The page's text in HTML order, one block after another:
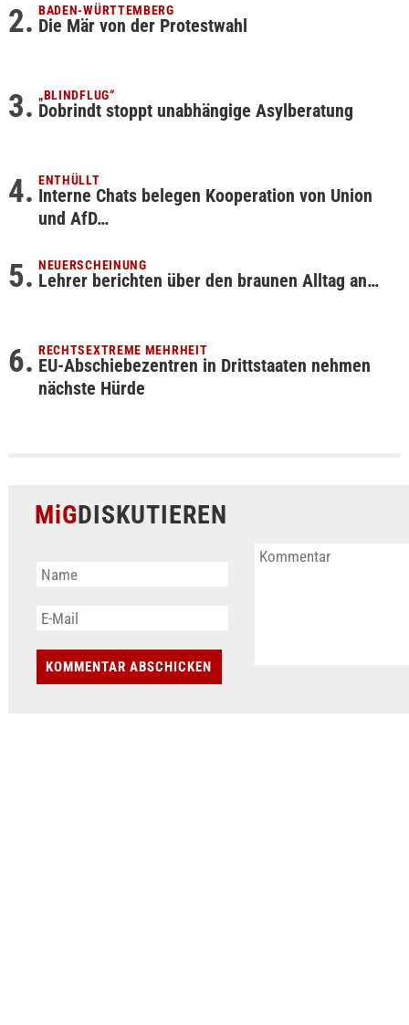
BADEN-WÜRTTEMBERG
Die Mär von der Protestwahl
„BLINDFLUG“
Dobrindt stoppt unabhängige Asylberatung
ENTHÜLLT
Interne Chats belegen Kooperation von Union
und AfD…
NEUERSCHEINUNG
Lehrer berichten über den braunen Alltag an…
RECHTSEXTREME MEHRHEIT
EU-Abschiebezentren in Drittstaaten nehmen
nächste Hürde
MiGDISKUTIEREN